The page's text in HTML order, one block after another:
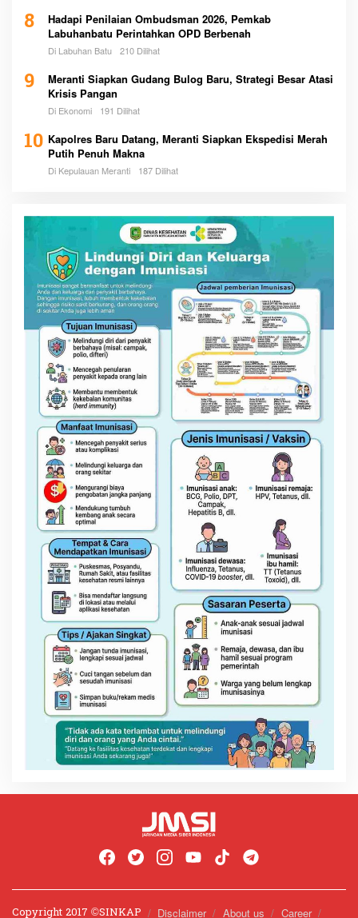
8
Hadapi Penilaian Ombudsman 2026, Pemkab
Labuhanbatu Perintahkan OPD Berbenah
Di Labuhan Batu 210 Dilihat
9
Meranti Siapkan Gudang Bulog Baru, Strategi Besar Atasi
Krisis Pangan
Di Ekonomi 191 Dilihat
10 Kapolres Baru Datang, Meranti Siapkan Ekspedisi Merah
Putih Penuh Makna
Di Kepulauan Meranti 187 Dilihat
Copyright 2017 ©️SINKAP Disclaimer About us Career